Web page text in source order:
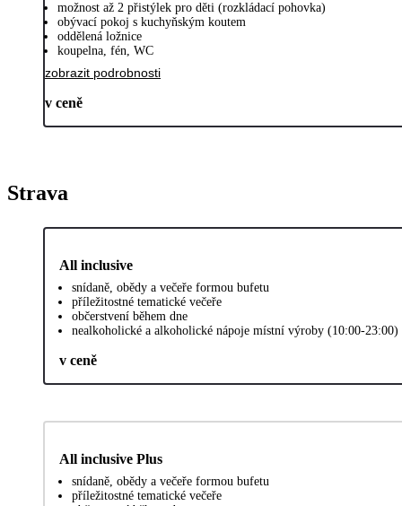
možnost až 2 přistýlek pro děti (rozkládací pohovka)
obývací pokoj s kuchyňským koutem
oddělená ložnice
koupelna, fén, WC
zobrazit podrobnosti
v ceně
Strava
All inclusive
snídaně, obědy a večeře formou bufetu
příležitostné tematické večeře
občerstvení během dne
nealkoholické a alkoholické nápoje místní výroby (10:00-23:00)
v ceně
All inclusive Plus
snídaně, obědy a večeře formou bufetu
příležitostné tematické večeře